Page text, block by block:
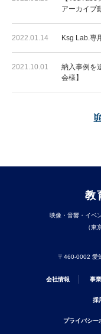
アーカイブ
2022.01.14 Ksg Lab.専
2021.10.01
納入事例を
会様】
教
映像・音響・イベ
（東
〒460-0002 愛
会社情報 事
採
プライバシー